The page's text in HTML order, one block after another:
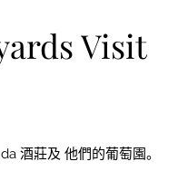
Visit
酒莊及 他們的葡萄園。